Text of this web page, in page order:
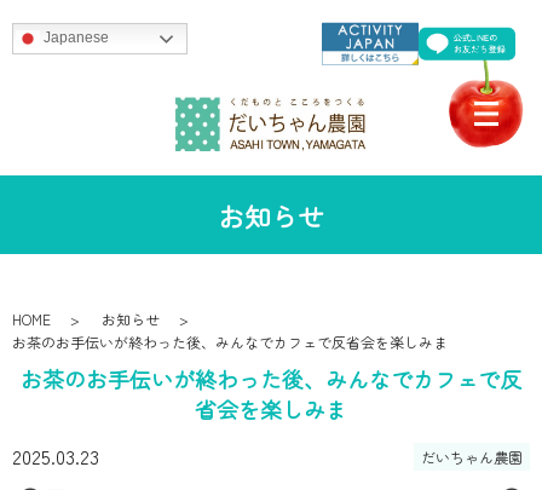
Japanese
お知らせ
HOME
お知らせ
お茶のお手伝いが終わった後、みんなでカフェで反省会を楽しみま
お茶のお手伝いが終わった後、みんなでカフェで反
省会を楽しみま
2025.03.23 だいちゃん農園